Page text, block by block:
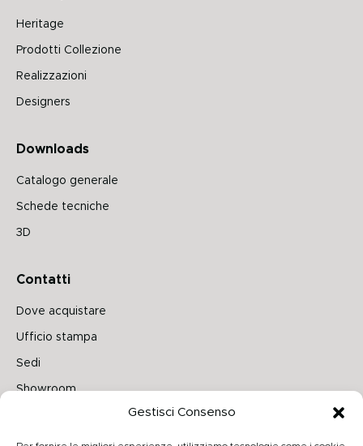
Gestisci Consenso
Heritage
Prodotti Collezione
Realizzazioni
Designers
Downloads
Catalogo generale
Schede tecniche
3D
Contatti
Dove acquistare
Ufficio stampa
Sedi
Showroom